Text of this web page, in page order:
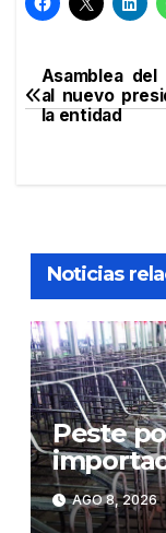
de
Asamblea del
al nuevo
la entidad
Noticias
Peste
corrales
Licey
AGO 8, 2026